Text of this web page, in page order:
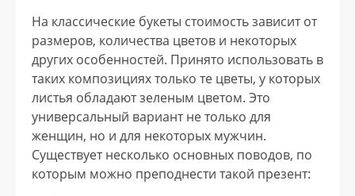
На классические букеты стоимость зависит от
размеров, количества цветов и некоторых
других особенностей. Принято использовать в
таких композициях только те цветы, у которых
листья обладают зеленым цветом. Это
универсальный вариант не только для
женщин, но и для некоторых мужчин.
Существует несколько основных поводов, по
которым можно преподнести такой презент: